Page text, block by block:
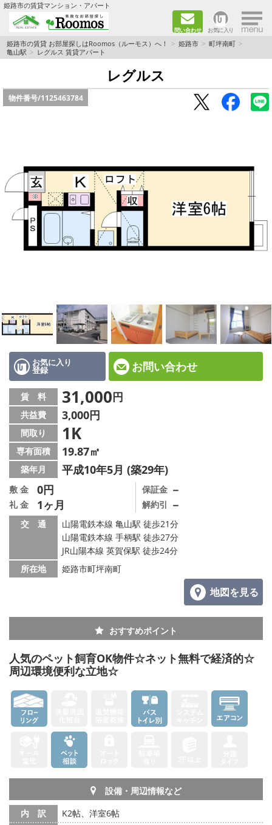
姫路市の賃貸マンション・アパート
問い合わせ お気に入り ×
TOPページ
ファミリー向けの部屋を探す
一人暮らし向けの部屋を探す
敷金礼金0円の部屋を探す
都市ガス&オール電化の部屋を探す
ネット無料の部屋を探す
☆インターネット無料物件☆
☆敷金·礼金0円物件☆
路線·駅から探す
地域から探す
地図から探す
スタッフ紹介
スタッフ募集中
店舗情報·アクセス
メールでお問い合わせ
姫路市の賃貸 お部屋探しはRoomos（ルーモス）へ！ 姫路市
町坪南町
亀山駅
レグルス 賃貸アパート
レグルス
物件番号/1125463784
お気に入り
登録 お問い合わせ
賃 料 31,000円
共益費 3,000円
間取り 1K
専有面積 19.87㎡
築年月 平成10年5月 (築29年)
敷 金 0円
礼 金 1ヶ月
保証金 －
解約引 －
交 通
山陽電鉄本線 亀山駅 徒歩21分
山陽電鉄本線 手柄駅 徒歩27分
JR山陽本線 英賀保駅 徒歩24分
所在地
姫路市町坪南町
地図を見る
おすすめポイント
人気のペット飼育OK物件☆ネット無料で経済的☆
周辺環境便利な立地☆
設備・周辺情報など
内 訳
K2帖、洋室6帖